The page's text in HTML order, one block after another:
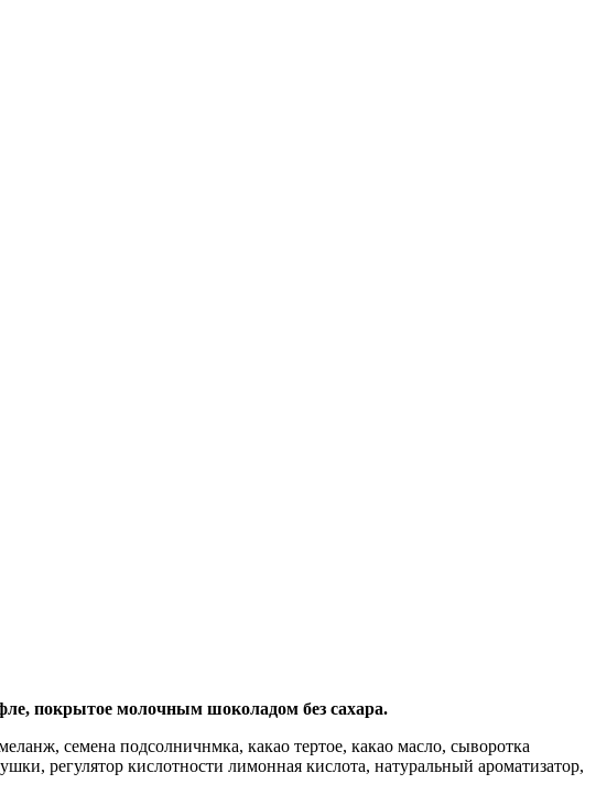
покрытое молочным шоколадом без сахара.
семена подсолничнмка, какао тертое, какао масло, сыворотка
регулятор кислотности лимонная кислота, натуральный ароматизатор,